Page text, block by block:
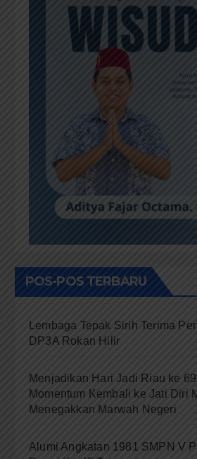
POS-POS TERBARU
Lembaga Tepak Sirih Terima
DP3A Rokan Hilir
Menjadikan Hari Jadi Riau ke
Momentum Kembali ke Jati Diri
Menegakkan Marwah Negeri
Alumi Angkatan 1981 SMPN V